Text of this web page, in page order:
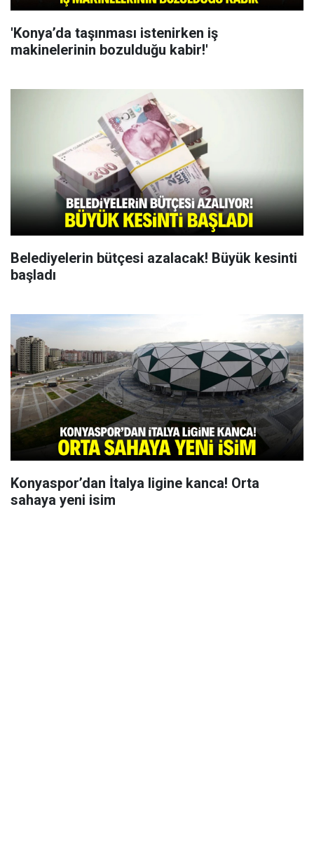
'Konya’da taşınması istenirken iş
makinelerinin bozulduğu kabir!'
Belediyelerin bütçesi azalacak! Büyük kesinti
başladı
Konyaspor’dan İtalya ligine kanca! Orta
sahaya yeni isim